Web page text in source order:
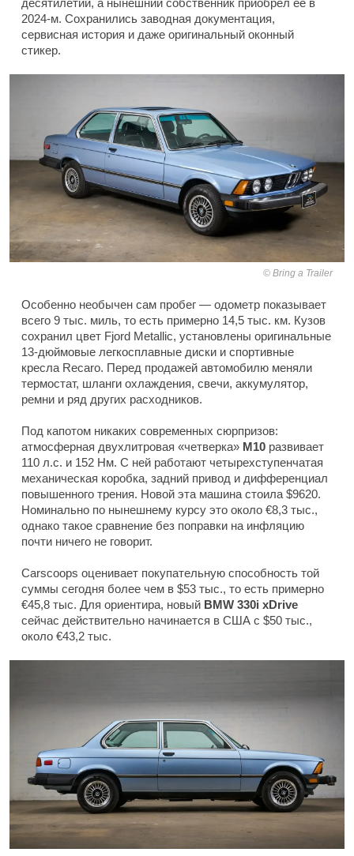
2024-м. Сохранились заводная документация,
сервисная история и даже оригинальный оконный
стикер.
Bring a Trailer
Особенно необычен сам пробег — одометр показывает
всего 9 тыс. миль, то есть примерно 14,5 тыс. км. Кузов
сохранил цвет Fjord Metallic, установлены оригинальные
13-дюймовые легкосплавные диски и спортивные
кресла Recaro. Перед продажей автомобилю меняли
термостат, шланги охлаждения, свечи, аккумулятор,
ремни и ряд других расходников.
Под капотом никаких современных сюрпризов:
атмосферная двухлитровая «четверка» M10 развивает
110 л.с. и 152 Нм. С ней работают четырехступенчатая
механическая коробка, задний привод и дифференциал
повышенного трения. Новой эта машина стоила $9620.
Номинально по нынешнему курсу это около €8,3 тыс.,
однако такое сравнение без поправки на инфляцию
почти ничего не говорит.
Carscoops оценивает покупательную способность той
суммы сегодня более чем в $53 тыс., то есть примерно
€45,8 тыс. Для ориентира, новый BMW 330i xDrive
сейчас действительно начинается в США с $50 тыс.,
около €43,2 тыс.